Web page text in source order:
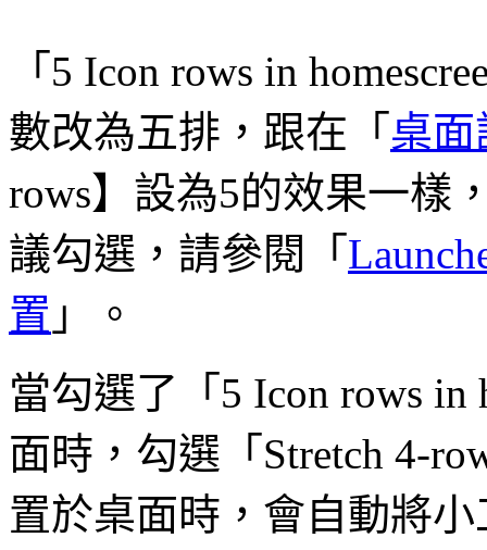
「5 Icon rows in
數改為五排，跟在「 桌面
rows】設為5的效果一樣
議勾選，請參閱「
置 」。
當勾選了「5 Icon rows in
面時，勾選「Stretch 4-
置於桌面時，會自動將